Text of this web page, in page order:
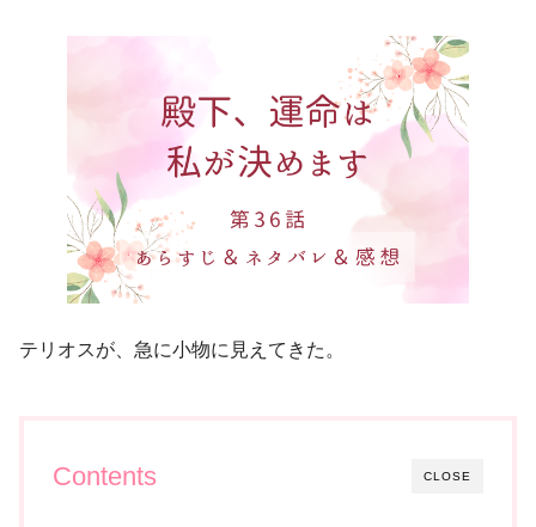
テリオスが、急に小物に見えてきた。
CLOSE
Contents